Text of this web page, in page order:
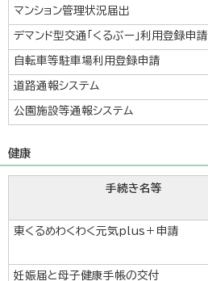
マンション管理状況届出
デマンド型交通「くるぶー」利用登録申請
自転車等駐車場利用登録申請
道路通報システム
公園施設等通報システム
健康
手続き名等
東くるめわくわく元気plus＋申請
妊娠届と母子健康手帳の交付